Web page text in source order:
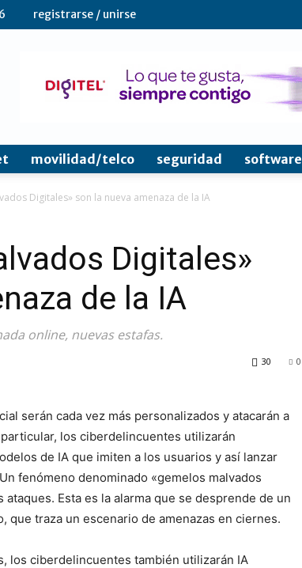
registrarse / unirse
movilidad/telco seguridad software
Digitales» son la nueva amenaza de la IA
Digitales»
de la IA
online, nuevas estafas.
0
30
serán cada vez más personalizados y atacarán a
los ciberdelincuentes utilizarán
de IA que imiten a los usuarios y así lanzar
fenómeno denominado «gemelos malvados
Esta es la alarma que se desprende de un
que traza un escenario de amenazas en ciernes.
los ciberdelincuentes también utilizarán IA